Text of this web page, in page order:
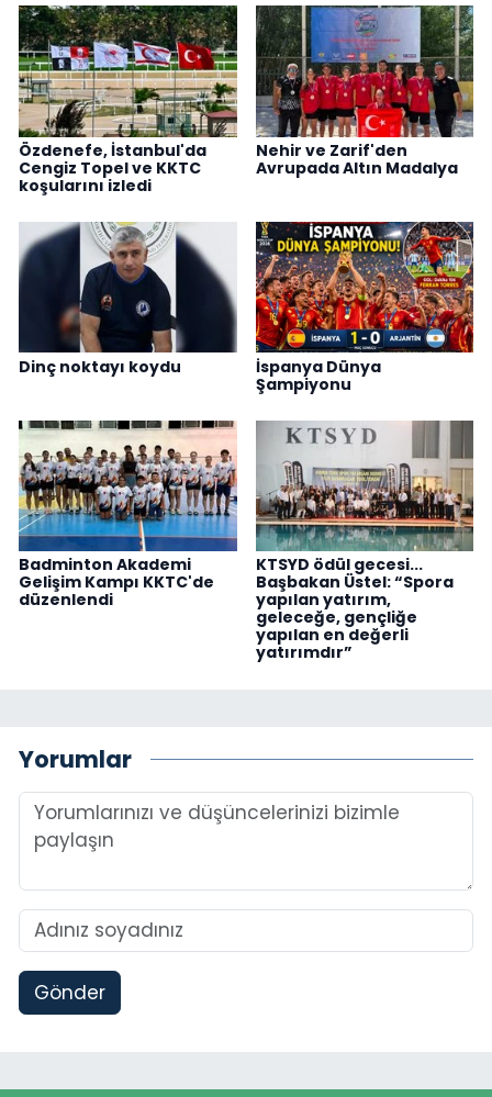
Özdenefe, İstanbul'da
Cengiz Topel ve KKTC
koşularını izledi
Nehir ve Zarif'den
Avrupada Altın Madalya
Dinç noktayı koydu
İspanya Dünya
Şampiyonu
Badminton Akademi
Gelişim Kampı KKTC'de
düzenlendi
KTSYD ödül gecesi...
Başbakan Üstel: “Spora
yapılan yatırım,
geleceğe, gençliğe
yapılan en değerli
yatırımdır”
Yorumlar
Gönder